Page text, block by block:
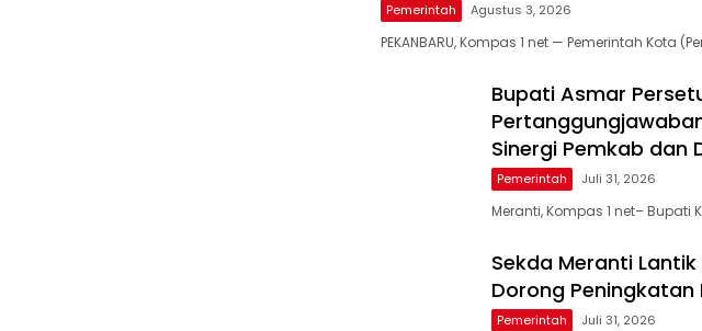
Pemerintah Agustus 3, 2026
PEKANBARU, Kompas 1 net — Pemerintah Kota
Bupati Asmar
Sinergi Pemkab dan
Pemerintah Juli 31, 2026
Meranti, Kompas 1 net– Bupati
Sekda Meranti
Dorong Peningkatan
Pemerintah Juli 31, 2026